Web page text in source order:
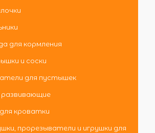
для кормления
и соски
для пустышек
развивающие
кроватки
прорезыватели и игрушки для